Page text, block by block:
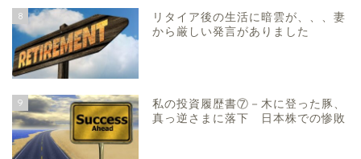
8
リタイア後の生活に暗雲が、、、妻
から厳しい発言がありました
9
私の投資履歴書⑦－木に登った豚、
真っ逆さまに落下 日本株での惨敗